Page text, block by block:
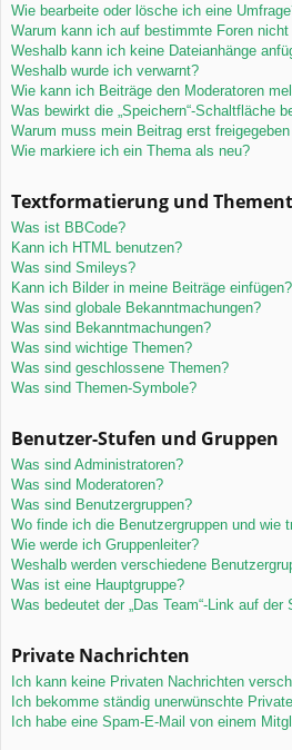
Wie bearbeite oder lösche ich eine
Warum kann ich auf bestimmte Foren nicht
Weshalb kann ich keine Dateianhänge
Weshalb wurde ich verwarnt?
Wie kann ich Beiträge den Moderatoren
Was bewirkt die „Speichern“-Schaltfläche
Warum muss mein Beitrag erst
Wie markiere ich ein Thema als neu?
Textformatierung und
Was ist BBCode?
Kann ich HTML benutzen?
Was sind Smileys?
Kann ich Bilder in meine Beiträge einfügen?
Was sind globale Bekanntmachungen?
Was sind Bekanntmachungen?
Was sind wichtige Themen?
Was sind geschlossene Themen?
Was sind Themen-Symbole?
Benutzer-Stufen und Gruppen
Was sind Administratoren?
Was sind Moderatoren?
Was sind Benutzergruppen?
Wo finde ich die Benutzergruppen und wie
Wie werde ich Gruppenleiter?
Weshalb werden verschiedene
Was ist eine Hauptgruppe?
Was bedeutet der „Das Team“-Link auf der
Private Nachrichten
Ich kann keine Privaten Nachrichten
Ich bekomme ständig unerwünschte
Ich habe eine Spam-E-Mail von einem